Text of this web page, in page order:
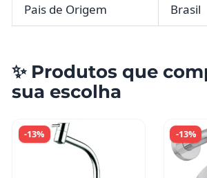
Pais de Origem Brasil
✨ Produtos que
sua escolha
-13% -13%